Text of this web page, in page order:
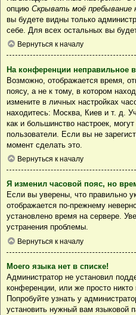
опцию Скрывать моё пребывание
вы будете видны только
себе. Для всех остальных вы
Вернуться к началу
На конференции неправильное
Возможно, отображается время,
поясу, а не к тому, в котором
измените в личных настройках
находитесь: Москва, Киев и т. д.
как и большинство настроек,
пользователи. Если вы не
момент сделать это.
Вернуться к началу
Я изменил часовой пояс, но
Если вы уверены, что правильно
отображается по-прежнему
установлено время на сервере.
устранения проблемы.
Вернуться к началу
Моего языка нет в списке!
Администратор не установил
конференции, или же просто
Попробуйте узнать у
установить нужный вам языковой